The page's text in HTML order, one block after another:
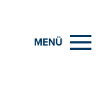
MENÜ